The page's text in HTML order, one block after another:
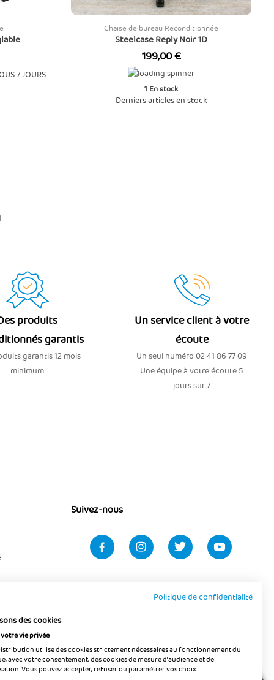
7 JOURS
Chaise de bureau Reconditionnée
Steelcase Reply Noir 1D
Prix
199,00 €
1 En stock
Derniers articles en stock
produits
garantis
garantis 12 mois
minimum
Un service client à votre
écoute
Un seul numéro 02 41 86 77 09
Une équipe à votre écoute 5
jours sur 7
Suivez-nous
Politique de confidentialité
des cookies
votre vie privée
utilise des cookies strictement nécessaires au fonctionnement du
avec votre consentement, des cookies de mesure d’audience et de
Vous pouvez accepter, refuser ou paramétrer vos choix.